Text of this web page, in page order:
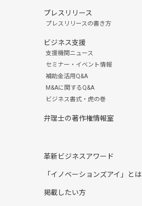
プレスリリース
プレスリリースの書き方
ビジネス支援
支援機関ニュース
セミナー・イベント情報
補助金活用Q&A
M&Aに関するQ&A
ビジネス書式・虎の巻
弁理士の著作権情報室
革新ビジネスアワード
「イノベーションズアイ」とは
掲載したい方